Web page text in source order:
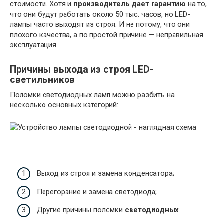
стоимости. Хотя и производитель дает гарантию на то,
что они будут работать около 50 тыс. часов, но LED-
лампы часто выходят из строя. И не потому, что они
плохого качества, а по простой причине — неправильная
эксплуатация.
Причины выхода из строя LED-
светильников
Поломки светодиодных ламп можно разбить на
несколько основных категорий:
Выход из строя и замена конденсатора;
Перегорание и замена светодиода;
Другие причины поломки светодиодных